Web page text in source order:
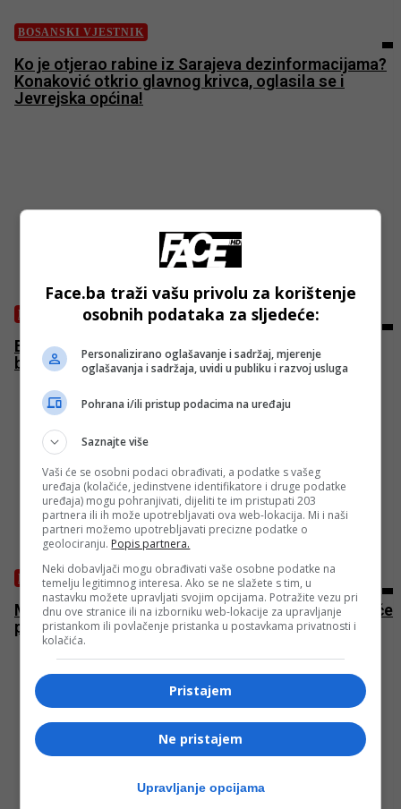
BOSANSKI VJESTNIK
Ko je otjerao rabine iz Sarajeva dezinformacijama?
Konaković otkrio glavnog krivca, oglasila se i
Jevrejska općina!
BOSANSKI VJESTNIK
Bećirović i Komšić zbog “Viadukta” srušili državni
budžet! Rok ističe, ko će platiti 115 miliona KM?!
BOSANSKI VJESTNIK
Milorad ne priznaje, pa malo priznaje Sud BiH! Ko će
pobijediti – Dodik ili država BiH?
Face.ba traži vašu privolu za korištenje
osobnih podataka za sljedeće:
Personalizirano oglašavanje i sadržaj, mjerenje
oglašavanja i sadržaja, uvidi u publiku i razvoj usluga
Pohrana i/ili pristup podacima na uređaju
Saznajte više
Vaši će se osobni podaci obrađivati, a podatke s vašeg
uređaja (kolačiće, jedinstvene identifikatore i druge podatke
uređaja) mogu pohranjivati, dijeliti te im pristupati 203
partnera ili ih može upotrebljavati ova web-lokacija. Mi i naši
partneri možemo upotrebljavati precizne podatke o
geolociranju. Popis partnera.
Neki dobavljači mogu obrađivati vaše osobne podatke na
temelju legitimnog interesa. Ako se ne slažete s tim, u
nastavku možete upravljati svojim opcijama. Potražite vezu pri
dnu ove stranice ili na izborniku web-lokacije za upravljanje
pristankom ili povlačenje pristanka u postavkama privatnosti i
kolačića.
Pristajem
Ne pristajem
Upravljanje opcijama